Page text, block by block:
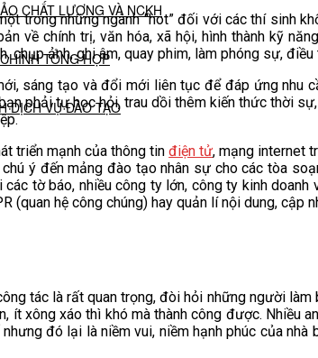
CHẤT LƯỢNG VÀ NCKH
TỔNG HỢP
DỊCH VỤ ĐÀO TẠO
trong những ngành “hot” đối với các thí sinh
về chính trị, văn hóa, xã hội, hình thành kỹ
chụp ảnh, ghi âm, quay phim, làm phóng sự, điều
sáng tạo và đổi mới liên tục để đáp ứng nhu
phải tự học hỏi, trau dồi thêm kiến thức thời
triển mạnh của thông tinđiện tử, mạng internet
ý đến mảng đào tạo nhân sự cho các tòa
các tờ báo, nhiều công ty lớn, công ty kinh doanh
(quan hệ công chúng) hay quản lí nội dung, cập
tác là rất quan trọng, đòi hỏi những người làm
ít xông xáo thì khó mà thành công được. Nhiều
đó lại là niềm vui, niềm hạnh phúc của